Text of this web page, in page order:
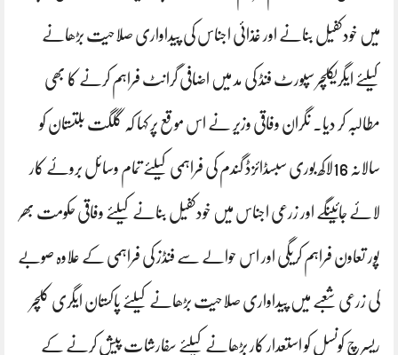
میں خودکفیل بنانے اور غذائی اجناس کی پیداواری صلاحیت بڑھانے
کیلئے ایگریکلچر سپورٹ فنڈ کی مد میں اضافی گرانٹ فراہم کرنے کا بھی
مطالبہ کر دیا۔ نگران وفاقی وزیر نے اس موقع پر کہا کہ گلگت بلتستان کو
سالانہ 16لاکھ بوری سبسڈائزڈ گندم کی فراہمی کیلئے تمام وسائل بروئے کار
لائے جائینگے اور زرعی اجناس میں خودکفیل بنانے کیلئے وفاقی حکومت بھر
پور تعاون فراہم کریگی اور اس حوالے سے فنڈز کی فراہمی کے علاوہ صوبے
کی زرعی شعبے میں پیداواری صلاحیت بڑھانے کیلئے پاکستان ایگری کلچر
ریسرچ کونسل کو استعدار کار بڑھانے کیلئے سفارشات پیش کرنے کے